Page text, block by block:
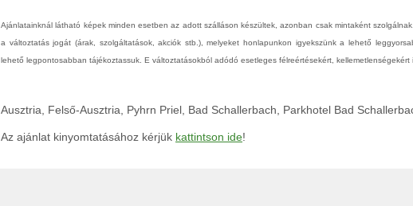
Ajánlatainknál látható képek minden esetben az adott szálláson készültek, azonban csak mintaként
a változtatás jogát (árak, szolgáltatások, akciók stb.), melyeket honlapunkon igyekszünk a lehető
lehető legpontosabban tájékoztassuk. E változtatásokból adódó esetleges félreértésekért, kellemetlenségekért
Ausztria, Felső-Ausztria, Pyhrn Priel, Bad Schallerbach, Parkhotel Bad
Az ajánlat kinyomtatásához kérjük kattintson ide!